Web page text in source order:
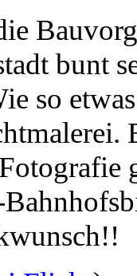
bunt
so